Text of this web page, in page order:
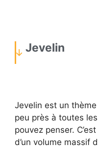
Jevelin
Jevelin est un thème
peu près à toutes
pouvez penser.
d’un volume massif